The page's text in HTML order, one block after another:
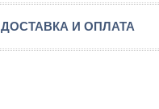
ДОСТАВКА И ОПЛАТА